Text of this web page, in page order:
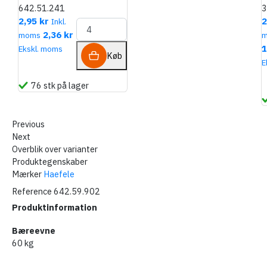
642.51.241
2,95 kr Inkl.
moms 2,36 kr
Ekskl. moms
Køb
76 stk på lager
Previous
Next
Overblik over varianter
Produktegenskaber
Mærker Haefele
Reference 642.59.902
Produktinformation
Bæreevne
60 kg